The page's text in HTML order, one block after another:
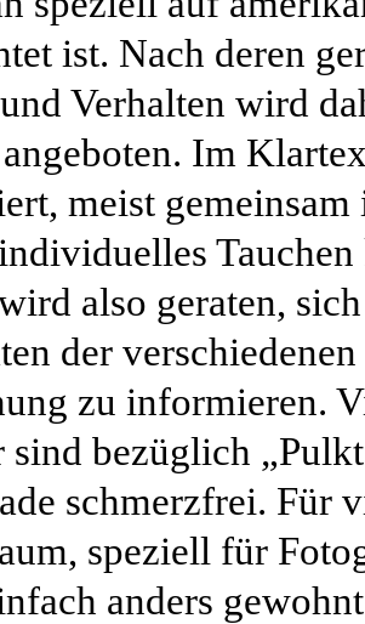
ist. Nach deren
Verhalten wird
Im
meist gemeinsam
also geraten,
der
zu informieren.
sind bezüglich
schmerzfrei. Für
speziell für
anders